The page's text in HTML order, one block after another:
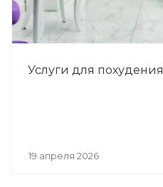
Услуги для
19 апреля 2026